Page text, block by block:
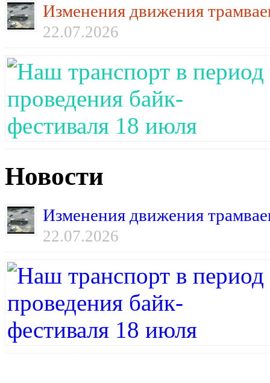
Изменения движения
22.07.2026
Новости
Изменения движения
22.07.2026